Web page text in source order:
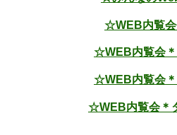
☆WEB内覧会
☆WEB内覧会
☆WEB内覧会
☆WEB内覧会＊